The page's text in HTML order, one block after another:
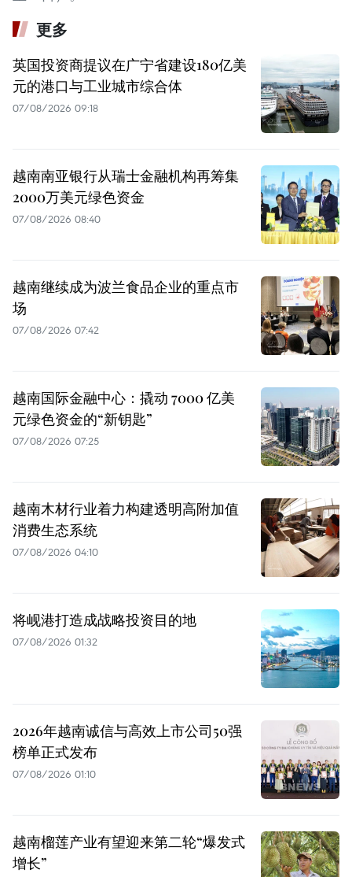
更多
英国投资商提议在广宁省建设180亿美
元的港口与工业城市综合体
07/08/2026 09:18
越南南亚银行从瑞士金融机构再筹集
2000万美元绿色资金
07/08/2026 08:40
越南继续成为波兰食品企业的重点市
场
07/08/2026 07:42
越南国际金融中心：撬动 7000 亿美
元绿色资金的“新钥匙”
07/08/2026 07:25
越南木材行业着力构建透明高附加值
消费生态系统
07/08/2026 04:10
将岘港打造成战略投资目的地
07/08/2026 01:32
2026年越南诚信与高效上市公司50强
榜单正式发布
07/08/2026 01:10
越南榴莲产业有望迎来第二轮“爆发式
增长”